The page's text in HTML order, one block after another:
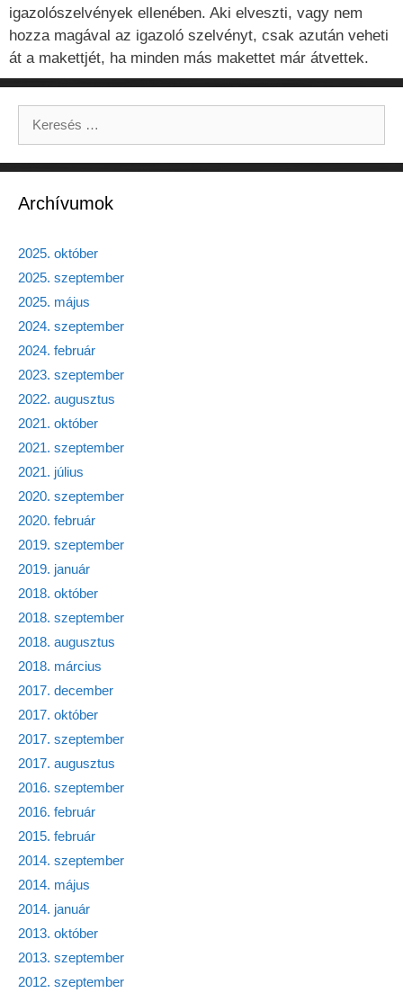
igazolószelvények ellenében. Aki elveszti, vagy nem
hozza magával az igazoló szelvényt, csak azután veheti
át a makettjét, ha minden más makettet már átvettek.
Archívumok
2025. október
2025. szeptember
2025. május
2024. szeptember
2024. február
2023. szeptember
2022. augusztus
2021. október
2021. szeptember
2021. július
2020. szeptember
2020. február
2019. szeptember
2019. január
2018. október
2018. szeptember
2018. augusztus
2018. március
2017. december
2017. október
2017. szeptember
2017. augusztus
2016. szeptember
2016. február
2015. február
2014. szeptember
2014. május
2014. január
2013. október
2013. szeptember
2012. szeptember